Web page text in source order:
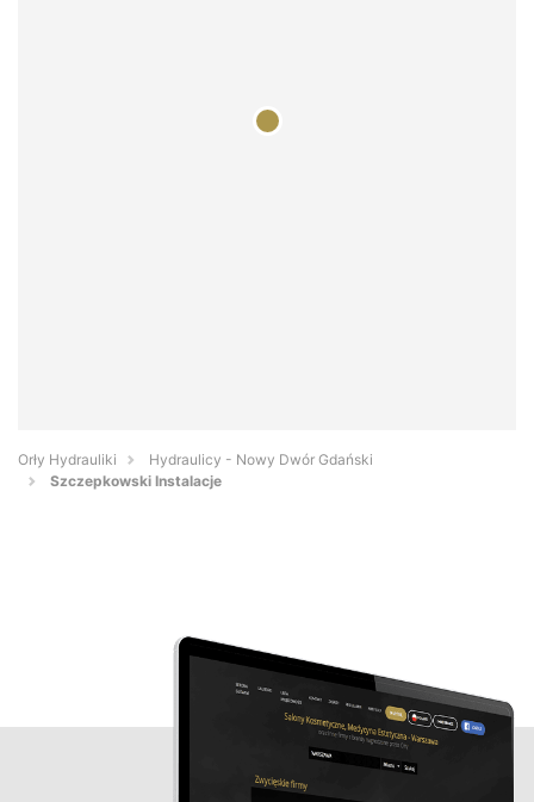
Orły Hydrauliki
Hydraulicy - Nowy Dwór Gdański
Szczepkowski Instalacje